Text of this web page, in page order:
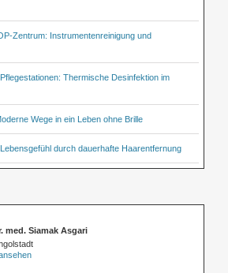
Zentrum: Instrumentenreinigung und
Thermische Desinfektion im
Wege in ein Leben ohne Brille
durch dauerhafte Haarentfernung
med. Siamak Asgari